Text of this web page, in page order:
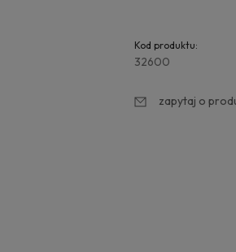
Kod produktu:
32600
zapytaj o